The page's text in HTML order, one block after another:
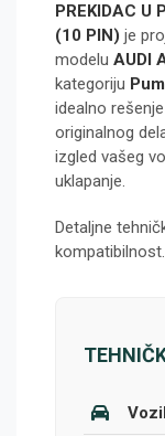
PREKIDAC U
(10 PIN) je
modelu AUDI
kategoriju
idealno
originalnog
izgled vašeg
uklapanje.
Detaljne
kompatibilnost.